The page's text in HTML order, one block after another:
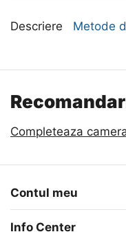
Descriere Metode
Completeaza
Contul meu
Info Center